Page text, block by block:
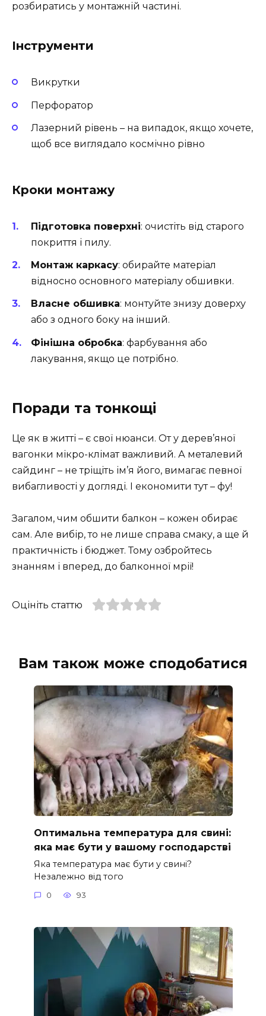
розбиратись у монтажній частині.
Інструменти
Викрутки
Перфоратор
Лазерний рівень – на випадок, якщо хочете,
щоб все виглядало космічно рівно
Кроки монтажу
Підготовка поверхні: очистіть від старого
покриття і пилу.
Монтаж каркасу: обирайте матеріал
відносно основного матеріалу обшивки.
Власне обшивка: монтуйте знизу доверху
або з одного боку на інший.
Фінішна обробка: фарбування або
лакування, якщо це потрібно.
Поради та тонкощі
Це як в житті – є свої нюанси. От у дерев’яної
вагонки мікро-клімат важливий. А металевий
сайдинг – не тріщіть ім’я його, вимагає певної
вибагливості у догляді. І економити тут – фу!
Загалом, чим обшити балкон – кожен обирає
сам. Але вибір, то не лише справа смаку, а ще й
практичність і бюджет. Тому озбройтесь
знанням і вперед, до балконної мрії!
Оцініть статтю
Вам також може сподобатися
Оптимальна температура для свині:
яка має бути у вашому господарстві
Яка температура має бути у свині?
Незалежно від того
0 93